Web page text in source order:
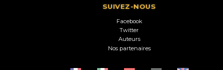
SUIVEZ-NOUS
Facebook
Twitter
Auteurs
Nos partenaires